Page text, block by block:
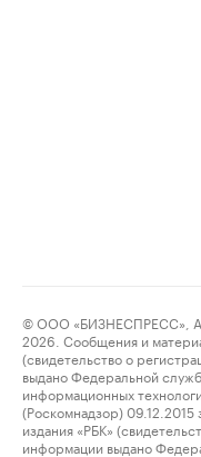
© ООО «БИЗНЕСПРЕСС»,
2026. Сообщения и
(свидетельство о
выдано Федеральной
информационных
(Роскомнадзор)
издания «РБК»
информации выдано